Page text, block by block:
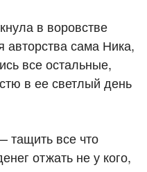
в воровстве
авторства сама Ника,
все остальные,
в ее светлый день
тащить все что
отжать не у кого,